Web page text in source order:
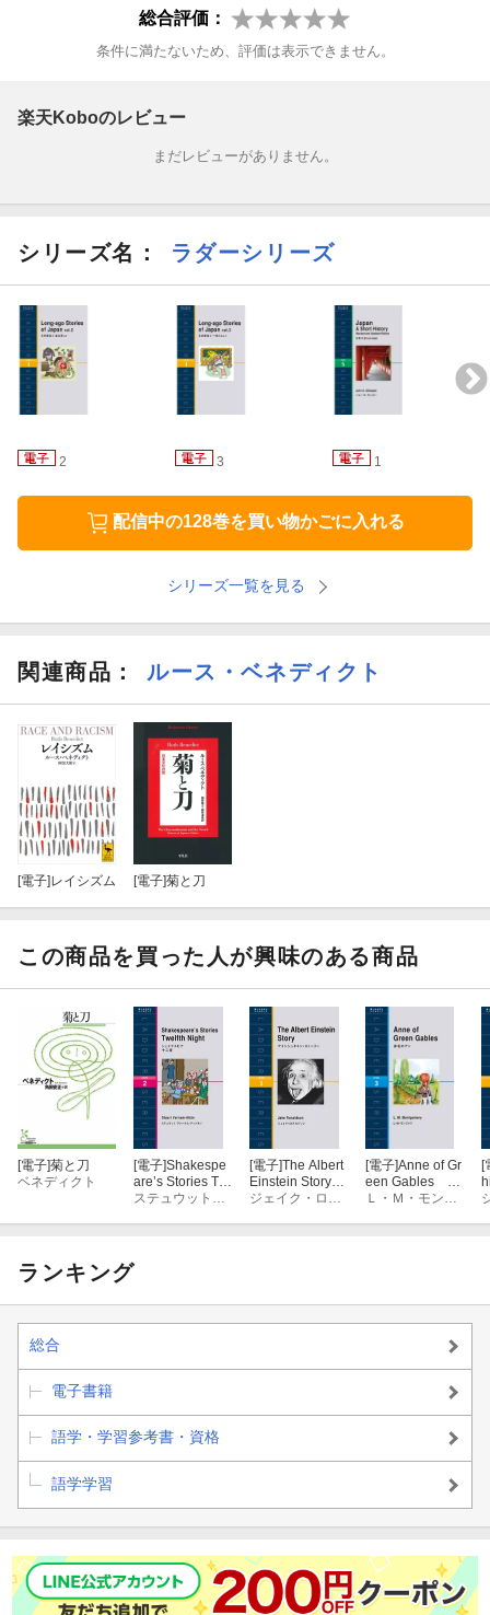
総合評価：
条件に満たないため、評価は表示できません。
楽天Koboのレビュー
まだレビューがありません。
シリーズ名： ラダーシリーズ
2 3 1
配信中の128巻を買い物かごに入れる
シリーズ一覧を見る
関連商品 ： ルース・ベネディクト
[電子]レイシズム [電子]菊と刀
この商品を買った人が興味のある商品
[電子]菊と刀
ベネディクト
[電子]Shakespe
are’s Stories Tw
elfth Night システュウットＡヴァーナムーアットキン
[電子]The Albert
Einstein Story
アインシュタイ
ジェイク・ロナルドソン
[電子]Anne of Gr
een Gables 赤
毛のアン
Ｌ・Ｍ・モンゴメリ
[
ランキング
総合
電子書籍
語学・学習参考書・資格
語学学習